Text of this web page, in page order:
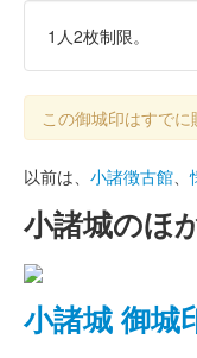
1人2枚制限。
この御城印はすで
以前は、 小諸徴古館、
小諸城のほ
小諸城 御城